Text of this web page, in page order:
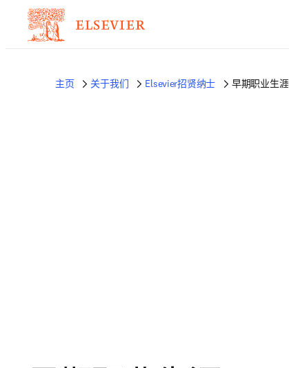
主页 关于我们 Elsevier招贤纳士 早期职业生涯